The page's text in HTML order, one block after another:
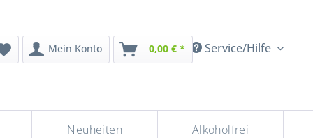
Service/Hilfe
Mein Konto 0,00 € *
Neuheiten Alkoholfrei